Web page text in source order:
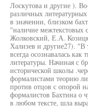
Лоскутова и другие ).
различных
в значении, близком
"наличие
Жолковский, Е.А.
Хализев и другие27). "В
всегда осознавалась
литературы. Начиная с
исторической школы
формалистами теорию
против отцов с опорой
формалистов Бахтина о
в любом тексте, шла